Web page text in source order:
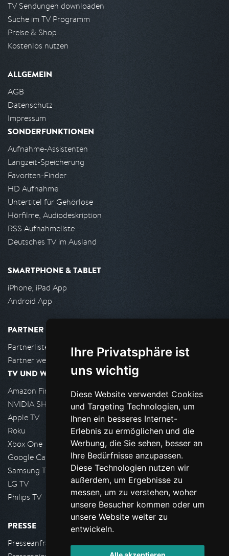
Ihre Privatsphäre ist
uns wichtig
Diese Website verwendet Cookies
und Targeting Technologien, um
Ihnen ein besseres Internet-
Erlebnis zu ermöglichen und die
Werbung, die Sie sehen, besser an
Ihre Bedürfnisse anzupassen.
Diese Technologien nutzen wir
außerdem, um Ergebnisse zu
messen, um zu verstehen, woher
unsere Besucher kommen oder um
unsere Website weiter zu
entwickeln.
TV Sendungen downloaden
Suche im TV Programm
Preise & Shop
Kostenlos nutzen
ALLGEMEIN
AGB
Datenschutz
Impressum
SONDERFUNKTIONEN
Aufnahme-Assistenten
Langzeit-Speicherung
Favoriten-Finder
HD Aufnahme
Untertitel für Gehörlose
Hörfilme, Audiodeskription
RSS Aufnahmeliste
Deutsches TV im Ausland
SMARTPHONE & TABLET
iPhone, iPad App
Android App
PARTNER
Partnerliste
Partner werden
TV UND WOHNZIMMER
Amazon FireTV
NVIDIA SHIELD, Google TV
Apple TV
Roku
Xbox One
Google Cast
Samsung TV
LG TV
Philips TV
PRESSE
Presseanfrage stellen